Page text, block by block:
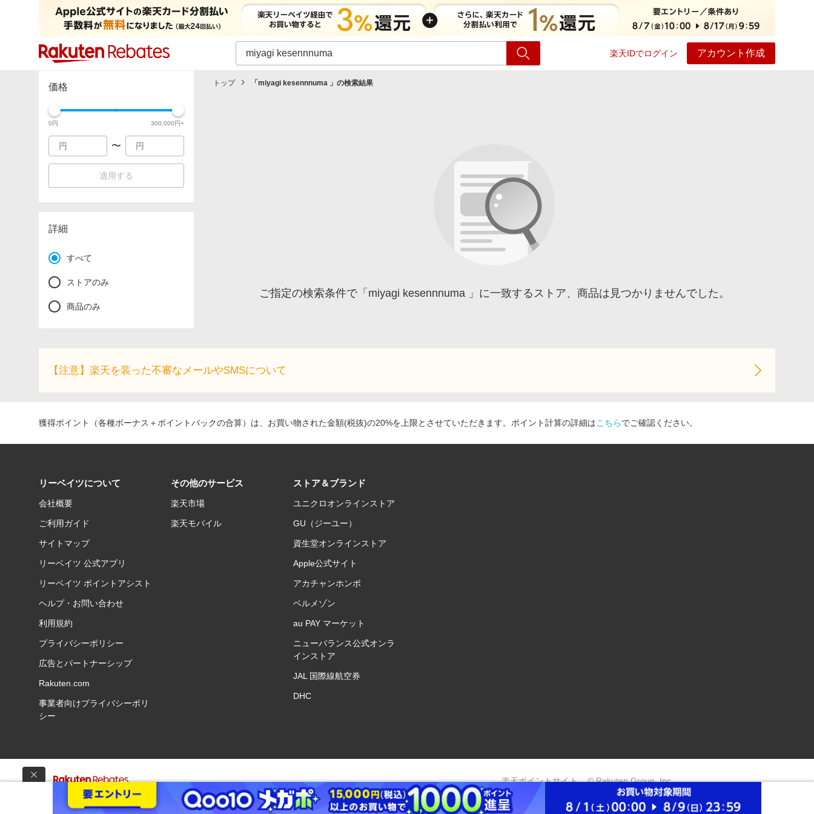
楽天IDでログイン アカウント作成
カテゴリー一覧 イベント一覧 ショッピング
価格
0円 300,000円+
〜
適用する
詳細
すべて
ストアのみ
商品のみ
トップ 「 miyagi kesennnuma 」の検索結果
ご指定の検索条件で「miyagi kesennnuma 」に一致するストア、商品は見つかりませんでした。
【注意】楽天を装った不審なメールやSMSについて
獲得ポイント（各種ボーナス＋ポイントバックの合算）は、お買い物された金額(税抜)の20%を上限とさせていただきます。ポイント計算の詳細はこちらでご確認ください。
リーベイツについて
会社概要
ご利用ガイド
サイトマップ
リーベイツ 公式アプリ
リーベイツ ポイントアシスト
ヘルプ・お問い合わせ
利用規約
プライバシーポリシー
広告とパートナーシップ
Rakuten.com
事業者向けプライバシーポリ
シー
その他のサービス
楽天市場
楽天モバイル
ストア＆ブランド
ユニクロオンラインストア
GU（ジーユー）
資生堂オンラインストア
Apple公式サイト
アカチャンホンポ
ベルメゾン
au PAY マーケット
ニューバランス公式オンラ
インストア
JAL 国際線航空券
DHC
楽天ポイントサイト © Rakuten Group, Inc.